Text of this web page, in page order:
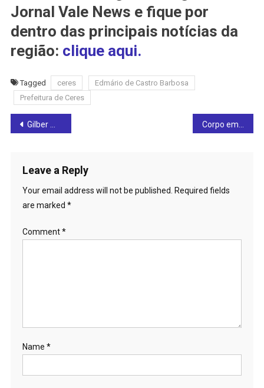
Jornal Vale News e fique por
dentro das principais notícias da
região: clique aqui.
Tagged ceres
Edmário de Castro Barbosa
Prefeitura de Ceres
Post
Gilber Miranda representa Rianápolis em Salvador e declara apoio à pré-candidatura de Ronaldo Caiado à Presidência: confira Corpo em estado de decomposição é encontrado em Rialma
Leave a Reply
Your email address will not be published. Required fields
are marked *
Comment*
Name *